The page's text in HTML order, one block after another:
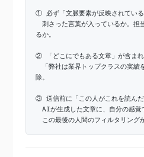
① 必ず「文脈要素が反映されている
刺さった言葉が入っているか。担
るか。
② 「どこにでもある文章」が含ま
「弊社は業界トップクラスの実績
除。
③ 送信前に「この人がこれを読んだ
AIが生成した文章に、自分の感覚
この最後の人間のフィルタリング